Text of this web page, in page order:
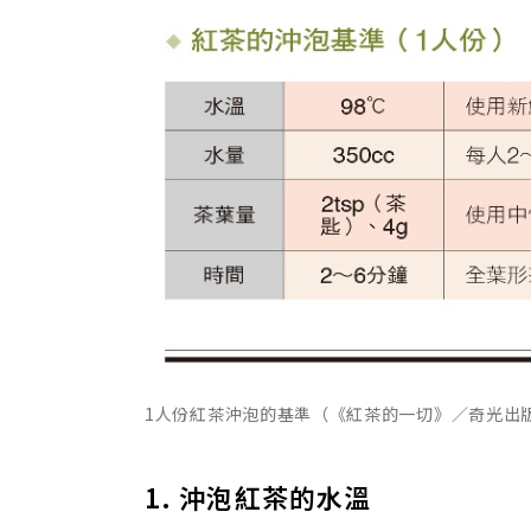
1人份紅茶沖泡的基準（《紅茶的一切》／奇光出
1. 沖泡紅茶的水溫